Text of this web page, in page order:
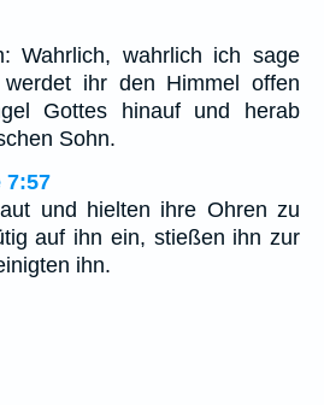
Wahrlich, wahrlich ich sage
ihr den Himmel offen
Gottes hinauf und herab
Sohn.
7:57
und hielten ihre Ohren zu
auf ihn ein, stießen ihn zur
ihn.